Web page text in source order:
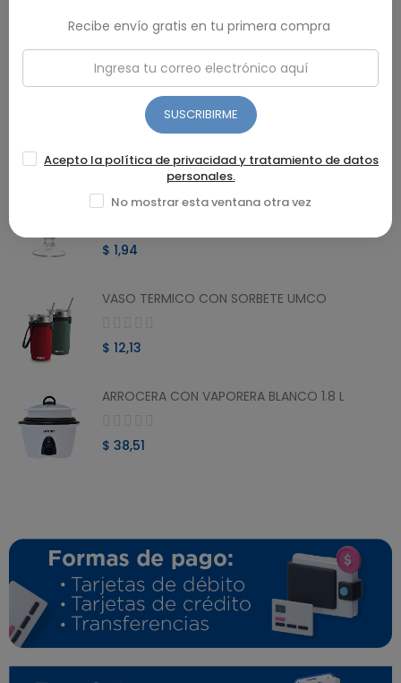
DETALLES DEL PRODUCTO
Recomendados
COPA AV LISA HELADO
$ 1,94
VASO TERMICO CON SORBETE UMCO
$ 12,13
ARROCERA CON VAPORERA BLANCO 1.8 L
$ 38,51
Recibe envío gratis en tu primera compra
SUSCRIBIRME
Acepto la política de privacidad y tratamiento de datos
personales.
No mostrar esta ventana otra vez